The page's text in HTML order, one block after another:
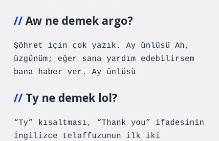
Aw ne demek argo?
Şöhret için çok yazık. Ay ünlüsü Ah,
üzgünüm; eğer sana yardım edebilirsem
bana haber ver. Ay ünlüsü
Ty ne demek lol?
“Ty” kısaltması, “Thank you” ifadesinin
İngilizce telaffuzunun ilk iki